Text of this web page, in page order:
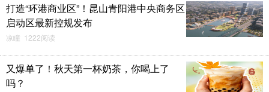
打造“环港商业区”！昆山青阳港中央商务区
启动区最新控规发布
凉瞳 1222阅读
又爆单了！秋天第一杯奶茶，你喝上了
吗？